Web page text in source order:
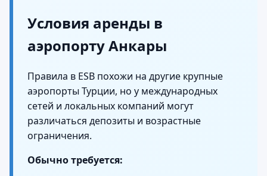
Условия аренды в
аэропорту Анкары
Правила в ESB похожи на другие крупные
аэропорты Турции, но у международных
сетей и локальных компаний могут
различаться депозиты и возрастные
ограничения.
Обычно требуется: